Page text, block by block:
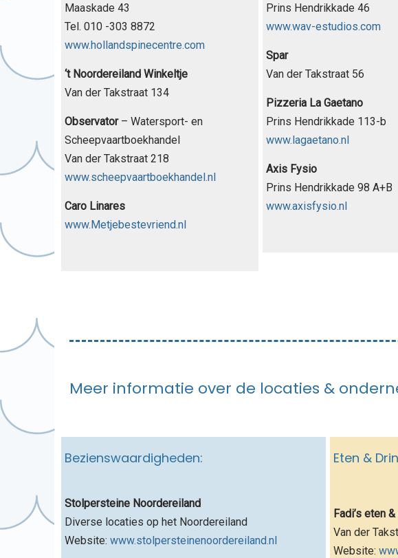
Maaskade 43
Tel. 010 -303 8872
www.hollandspinecentre.com
‘t Noordereiland Winkeltje
Van der Takstraat 134
Observator– Watersport- en
Scheepvaartboekhandel
Van der Takstraat 218
www.scheepvaartboekhandel.nl
Caro Linares
www.Metjebestevriend.nl
Prins Hendrikkade 46
www.wav-estudios.com
Spar
Van der Takstraat 56
Pizzeria La Gaetano
Prins Hendrikkade 113-b
www.lagaetano.nl
Axis Fysio
Prins Hendrikkade 98 A+B
www.axisfysio.nl
Meer informatie over de locaties &
Bezienswaardigheden:
Stolpersteine Noordereiland
Diverse locaties op het Noordereiland
Website: www.stolpersteinenoordereiland.nl
Eten &
Fadi’s eten
Van der
Website: